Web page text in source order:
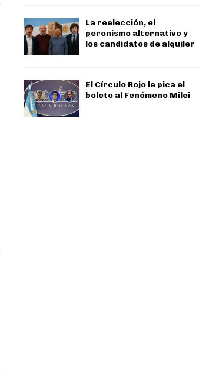
La reelección, el
peronismo alternativo y
los candidatos de alquiler
El Círculo Rojo le pica el
boleto al Fenómeno Milei